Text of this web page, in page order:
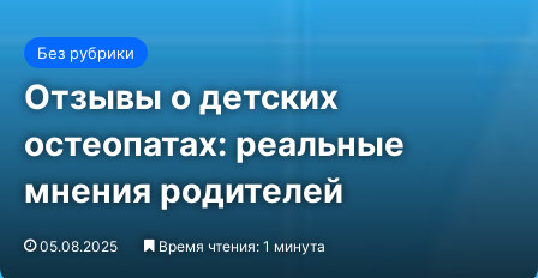
Без рубрики
Отзывы о детских
остеопатах: реальные
мнения родителей
05.08.2025 Время чтения: 1 минута